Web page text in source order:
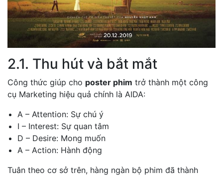
2.1. Thu hút và bắt mắt
Công thức giúp cho poster phim trở thành một công
cụ Marketing hiệu quả chính là AIDA:
A – Attention: Sự chú ý
I – Interest: Sự quan tâm
D – Desire: Mong muốn
A – Action: Hành động
Tuân theo cơ sở trên, hàng ngàn bộ phim đã thành